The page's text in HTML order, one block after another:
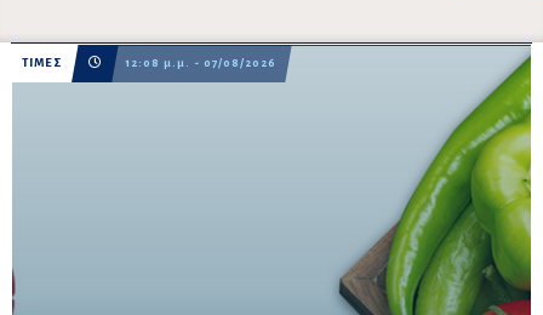
ΤΙΜΕΣ 12:08 μ.μ. - 07/08/2026